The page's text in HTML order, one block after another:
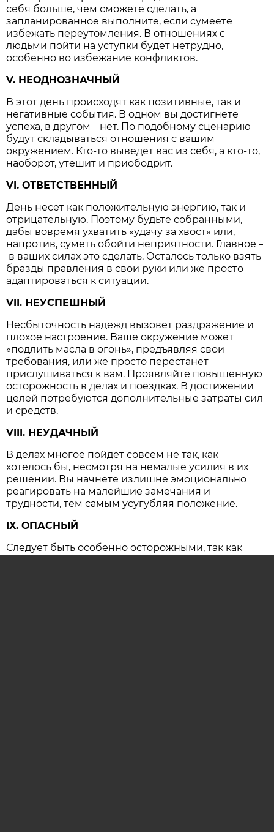
себя больше, чем сможете сделать, а
запланированное выполните, если сумеете
избежать переутомления. В отношениях с
людьми пойти на уступки будет нетрудно,
особенно во избежание конфликтов.
V. НЕОДНОЗНАЧНЫЙ
В этот день происходят как позитивные, так и
негативные события. В одном вы достигнете
успеха, в другом– нет. По подобному сценарию
будут складываться отношения с вашим
окружением. Кто-то выведет вас из себя, а кто-то,
наоборот, утешит и приободрит.
VI. ОТВЕТСТВЕННЫЙ
День несет как положительную энергию, так и
отрицательную. Поэтому будьте собранными,
дабы вовремя ухватить «удачу за хвост» или,
напротив, суметь обойти неприятности. Главное–
в ваших силах это сделать. Осталось только взять
бразды правления в свои руки или же просто
адаптироваться к ситуации.
VII. НЕУСПЕШНЫЙ
Несбыточность надежд вызовет раздражение и
плохое настроение. Ваше окружение может
«подлить масла в огонь», предъявляя свои
требования, или же просто перестанет
прислушиваться к вам. Проявляйте повышенную
осторожность в делах и поездках. В достижении
целей потребуются дополнительные затраты сил
и средств.
VIII. НЕУДАЧНЫЙ
В делах многое пойдет совсем не так, как
хотелось бы, несмотря на немалые усилия в их
решении. Вы начнете излишне эмоционально
реагировать на малейшие замечания и
трудности, тем самым усугубляя положение.
IX. ОПАСНЫЙ
Следует быть особенно осторожными, так как